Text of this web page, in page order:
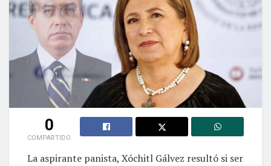
0
COMPARTIDO
La aspirante panista, Xóchitl Gálvez resultó si ser